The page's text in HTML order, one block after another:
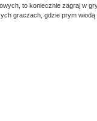
to koniecznie zagraj w
graczach, gdzie prym